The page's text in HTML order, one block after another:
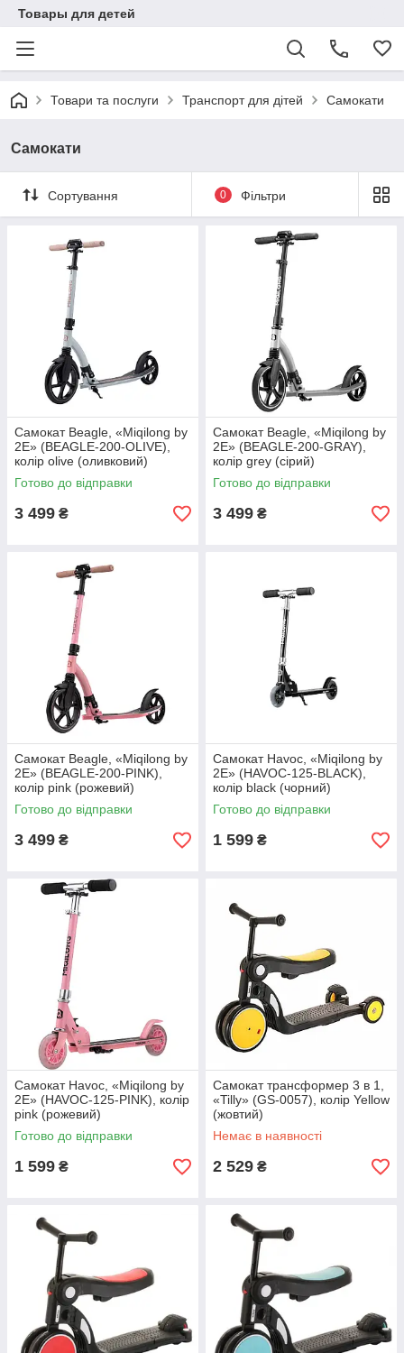
Товары для детей
Товари та послуги Транспорт для дітей Самокати
Самокати
Сортування 0 Фільтри
Самокат Beagle, «Miqilong by
2E» (BEAGLE-200-OLIVE),
колір olive (оливковий)
Готово до відправки
3 499 ₴
Самокат Beagle, «Miqilong by
2E» (BEAGLE-200-GRAY),
колір grey (сірий)
Готово до відправки
3 499 ₴
Самокат Beagle, «Miqilong by
2E» (BEAGLE-200-PINK),
колір pink (рожевий)
Готово до відправки
3 499 ₴
Самокат Havoc, «Miqilong by
2E» (HAVOC-125-BLACK),
колір black (чорний)
Готово до відправки
1 599 ₴
Самокат Havoc, «Miqilong by
2E» (HAVOC-125-PINK), колір
pink (рожевий)
Готово до відправки
1 599 ₴
Самокат трансформер 3 в 1,
«Tilly» (GS-0057), колір Yellow
(жовтий)
Немає в наявності
2 529 ₴